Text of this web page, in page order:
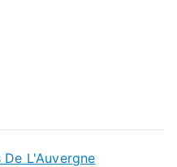
L'Auvergne